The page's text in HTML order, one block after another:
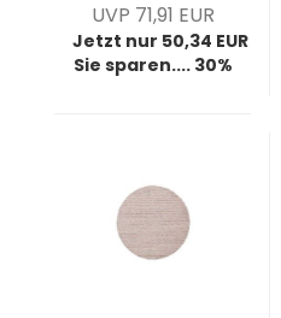
UVP 71,91 EUR
Jetzt nur 50,34 EUR
Sie sparen.... 30%